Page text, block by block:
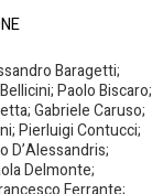
Baragetti;
Paolo Biscaro;
Gabriele Caruso;
Pierluigi Contucci;
D’Alessandris;
Delmonte;